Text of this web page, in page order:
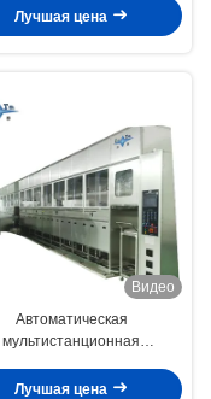
Ультразвуковые
машины для очистки
Лучшая цена
Видео
Автоматическая
мультистанционная
машина Jietai
Лучшая цена